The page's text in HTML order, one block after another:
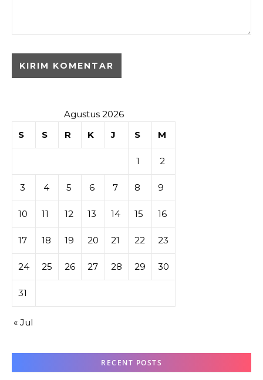
Agustus 2026
S
S R K J S M
1 2
3 4 5 6 7 8 9
10 11 12 13 14 15 16
17 18 19 20 21 22 23
24 25 26 27 28 29 30
31
« Jul
RECENT POSTS